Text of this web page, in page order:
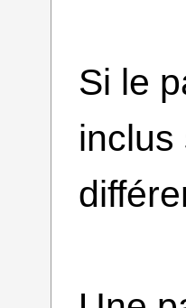
Si le
inclus